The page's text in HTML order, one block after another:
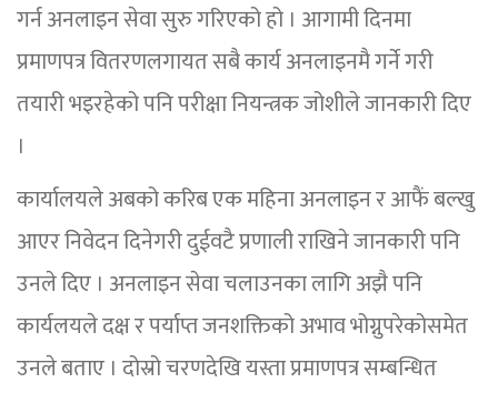
गर्न अनलाइन सेवा सुरु गरिएको हो । आगामी दिनमा
प्रमाणपत्र वितरणलगायत सबै कार्य अनलाइनमै गर्ने गरी
तयारी भइरहेको पनि परीक्षा नियन्त्रक जोशीले जानकारी दिए
।
कार्यालयले अबको करिब एक महिना अनलाइन र आफैं बल्खु
आएर निवेदन दिनेगरी दुईवटै प्रणाली राखिने जानकारी पनि
उनले दिए । अनलाइन सेवा चलाउनका लागि अझै पनि
कार्यलयले दक्ष र पर्याप्त जनशक्तिको अभाव भोग्नुपरेकोसमेत
उनले बताए । दोस्रो चरणदेखि यस्ता प्रमाणपत्र सम्बन्धित